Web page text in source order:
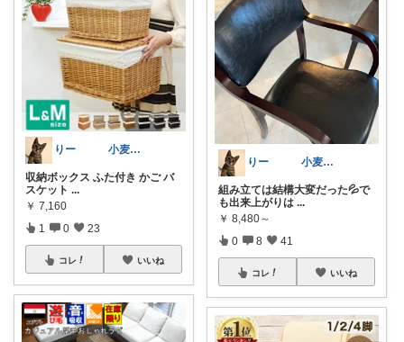
りー 小麦収穫8月中旬まで？
収納ボックス ふた付き かご バ
スケット ...
￥ 7,160
1 0 23
コレ いいね
りー 小麦収穫8月中旬まで？
組み立ては結構大変だった💦で
も出来上がりは ...
￥ 8,480～
0 8 41
コレ いいね